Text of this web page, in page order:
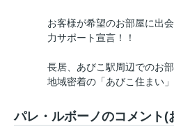
お客様が希望のお部屋に出
力サポート宣言！！
長居、あびこ駅周辺でのお
地域密着の「あびこ住まい」
パレ・ルボーノのコメント(